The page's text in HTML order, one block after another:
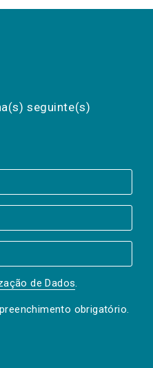
seguinte(s)
de Dados.
obrigatório.